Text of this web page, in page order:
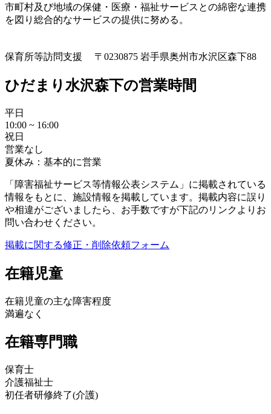
市町村及び地域の保健・医療・福祉サービスとの綿密な連携
を図り総合的なサービスの提供に努める。
保育所等訪問支援 〒0230875 岩手県奥州市水沢区森下88
ひだまり水沢森下の営業時間
平日
10:00 ~ 16:00
祝日
営業なし
夏休み：基本的に営業
「障害福祉サービス等情報公表システム」に掲載されている
情報をもとに、施設情報を掲載しています。掲載内容に誤り
や相違がございましたら、お手数ですが下記のリンクよりお
問い合わせください。
掲載に関する修正・削除依頼フォーム
在籍児童
在籍児童の主な障害程度
満遍なく
在籍専門職
保育士
介護福祉士
初任者研修終了(介護)